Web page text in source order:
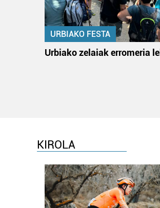
URBIAKO FESTA
Urbiako zelaiak erromeria
KIROLA